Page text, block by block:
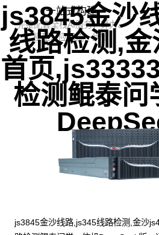
一站式构建
完整配套全栈AI服务，算力、
模型、应用统一纳管
js3845金沙
线路检测,
首页
检测鲲泰问
js3845金沙线路,js345线路检测,金沙